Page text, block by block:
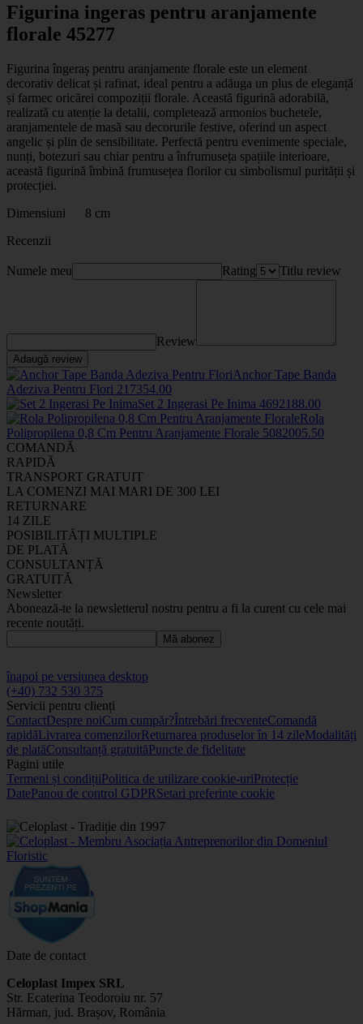
Figurina ingeras pentru aranjamente
florale 45277
Figurina îngeraș pentru aranjamente florale este un element
decorativ delicat și rafinat, ideal pentru a adăuga un plus de eleganță
și farmec oricărei compoziții florale. Această figurină adorabilă,
realizată cu atenție la detalii, completează armonios buchetele,
aranjamentele de masă sau decorurile festive, oferind un aspect
angelic și plin de sensibilitate. Perfectă pentru evenimente speciale,
nunți, botezuri sau chiar pentru a înfrumuseța spațiile interioare,
această figurină îmbină frumusețea florilor cu simbolismul purității și
protecției.
Dimensiuni 8 cm
Recenzii
Numele meu Rating Titlu review
Review
Adaugă review
Anchor Tape Banda
Adeziva Pentru Flori 217354.00
Set 2 Ingerasi Pe Inima 4692188.00
Rola
Polipropilena 0,8 Cm Pentru Aranjamente Florale 5082005.50
COMANDĂ
RAPIDĂ
TRANSPORT GRATUIT
LA COMENZI MAI MARI DE 300 LEI
RETURNARE
14 ZILE
POSIBILITĂȚI MULTIPLE
DE PLATĂ
CONSULTANȚĂ
GRATUITĂ
Newsletter
Abonează-te la newsletterul nostru pentru a fi la curent cu cele mai
recente noutăți.
Mă abonez
înapoi pe versiunea desktop
(+40) 732 530 375
Servicii pentru clienți
ContactDespre noiCum cumpăr?Întrebări frecventeComandă
rapidăLivrarea comenzilorReturnarea produselor în 14 zileModalități
de platăConsultanță gratuităPuncte de fidelitate
Pagini utile
Termeni și condițiiPolitica de utilizare cookie-uriProtecție
DatePanou de control GDPRSetari preferinte cookie
Date de contact
Celoplast Impex SRL
Str. Ecaterina Teodoroiu nr. 57
Hărman, jud. Brașov, România